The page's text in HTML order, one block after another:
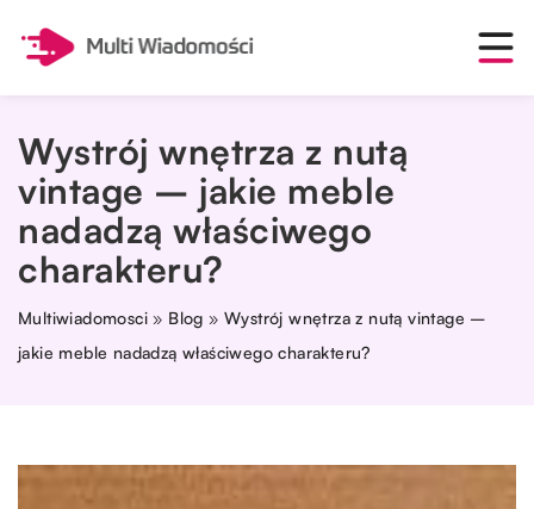
Wystrój wnętrza z nutą
vintage – jakie meble
nadadzą właściwego
charakteru?
Multiwiadomosci » Blog »Wystrój wnętrza z nutą vintage –
jakie meble nadadzą właściwego charakteru?